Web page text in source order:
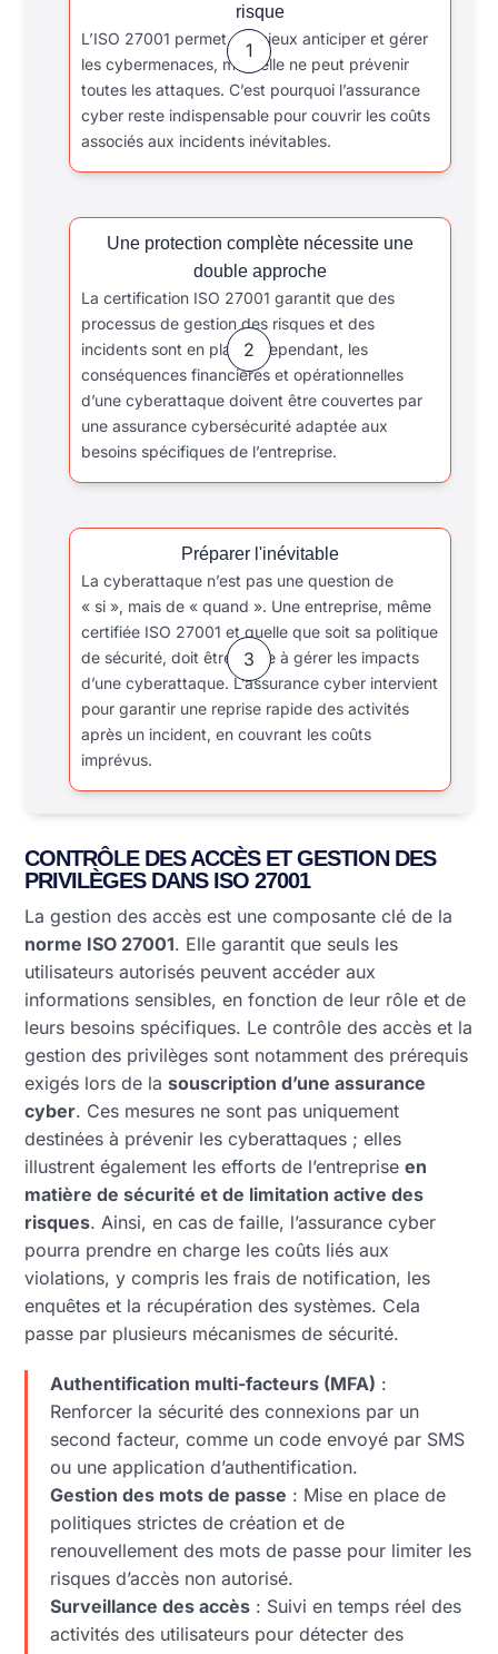
1
risque
L’ISO 27001 permet de mieux anticiper et gérer
les cybermenaces, mais elle ne peut prévenir
toutes les attaques. C’est pourquoi l’assurance
cyber reste indispensable pour couvrir les coûts
associés aux incidents inévitables.
2
Une protection complète nécessite une
double approche
La certification ISO 27001 garantit que des
processus de gestion des risques et des
incidents sont en place. Cependant, les
conséquences financières et opérationnelles
d’une cyberattaque doivent être couvertes par
une assurance cybersécurité adaptée aux
besoins spécifiques de l’entreprise.
3
Préparer l'inévitable
La cyberattaque n’est pas une question de
« si », mais de « quand ». Une entreprise, même
certifiée ISO 27001 et quelle que soit sa politique
de sécurité, doit être prête à gérer les impacts
d’une cyberattaque. L’assurance cyber intervient
pour garantir une reprise rapide des activités
après un incident, en couvrant les coûts
imprévus.
CONTRÔLE DES ACCÈS ET GESTION DES
PRIVILÈGES DANS ISO 27001
La gestion des accès est une composante clé de la
norme ISO 27001. Elle garantit que seuls les
utilisateurs autorisés peuvent accéder aux
informations sensibles, en fonction de leur rôle et de
leurs besoins spécifiques. Le contrôle des accès et la
gestion des privilèges sont notamment des prérequis
exigés lors de lasouscription d’une assurance
cyber. Ces mesures ne sont pas uniquement
destinées à prévenir les cyberattaques ; elles
illustrent également les efforts de l’entrepriseen
matière de sécurité et de limitation active des
risques. Ainsi, en cas de faille, l’assurance cyber
pourra prendre en charge les coûts liés aux
violations, y compris les frais de notification, les
enquêtes et la récupération des systèmes. Cela
passe par plusieurs mécanismes de sécurité.
Authentification multi-facteurs (MFA) :
Renforcer la sécurité des connexions par un
second facteur, comme un code envoyé par SMS
ou une application d’authentification.
Gestion des mots de passe : Mise en place de
politiques strictes de création et de
renouvellement des mots de passe pour limiter les
risques d’accès non autorisé.
Surveillance des accès : Suivi en temps réel des
activités des utilisateurs pour détecter des